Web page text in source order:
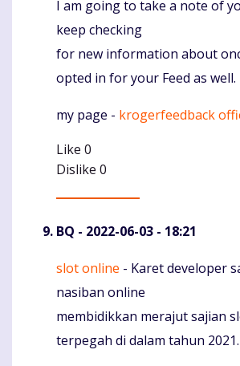
I am going to take a note of
keep checking
for new information about
opted in for your Feed as well.
my page - krogerfeedback
Like 0
Dislike 0
BQ - 2022-06-03 - 18:21
Komentaras
slot online - Karet developer
nasiban online
membidikkan merajut sajian
terpegah di dalam tahun 2021.